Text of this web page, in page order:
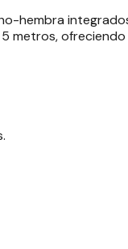
hembra